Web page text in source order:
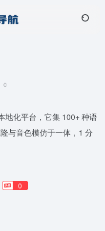
0
地化平台，它集 100+ 种语
与音色模仿于一体，1 分
0